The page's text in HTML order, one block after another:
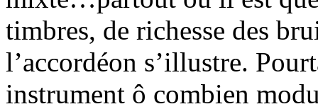
timbres, de richesse des
l’accordéon s’illustre.
instrument ô combien